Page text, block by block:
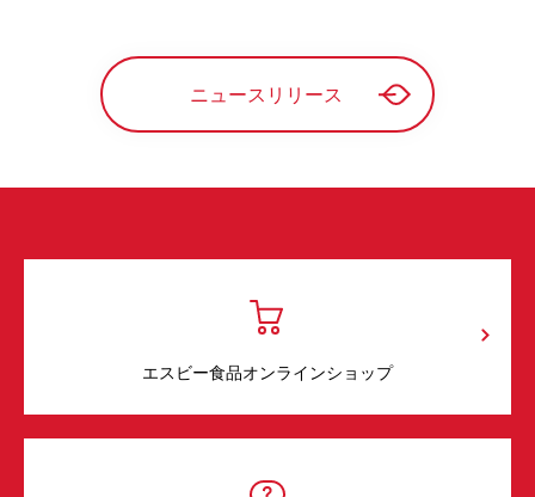
ニュースリリース
エスビー食品オンラインショップ